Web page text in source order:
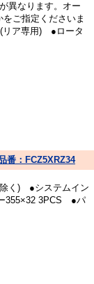
異なります。オー
ご指定くださいま
リア専用) ●ロータ
番：FCZ5XRZ34
く) ●システムイン
355×32 3PCS ●パ